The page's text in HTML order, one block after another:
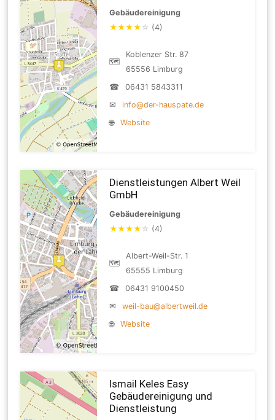
Gebäudereinigung
★★★★ ☆ (4)
🗺
Koblenzer Str. 87
65556 Limburg
☎
06431 5843311
✉
info@der-hauspate.de
🌐
Website
Dienstleistungen Albert Weil
GmbH
Gebäudereinigung
★★★★ ☆ (4)
🗺
Albert-Weil-Str. 1
65555 Limburg
☎
06431 9100450
✉
weil-bau@albertweil.de
🌐
Website
Ismail Keles Easy
Gebäudereinigung und
Dienstleistung